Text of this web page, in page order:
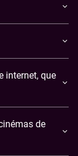
internet, que
de